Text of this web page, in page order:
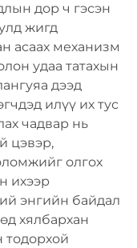
дор ч гэсэн
жигд
асаах механизм
удаа татахын
дээд
илүү их тус
чадвар нь
цэвэр,
олгох
ихээр
энгийн байдал
хялбархан
тодорхой